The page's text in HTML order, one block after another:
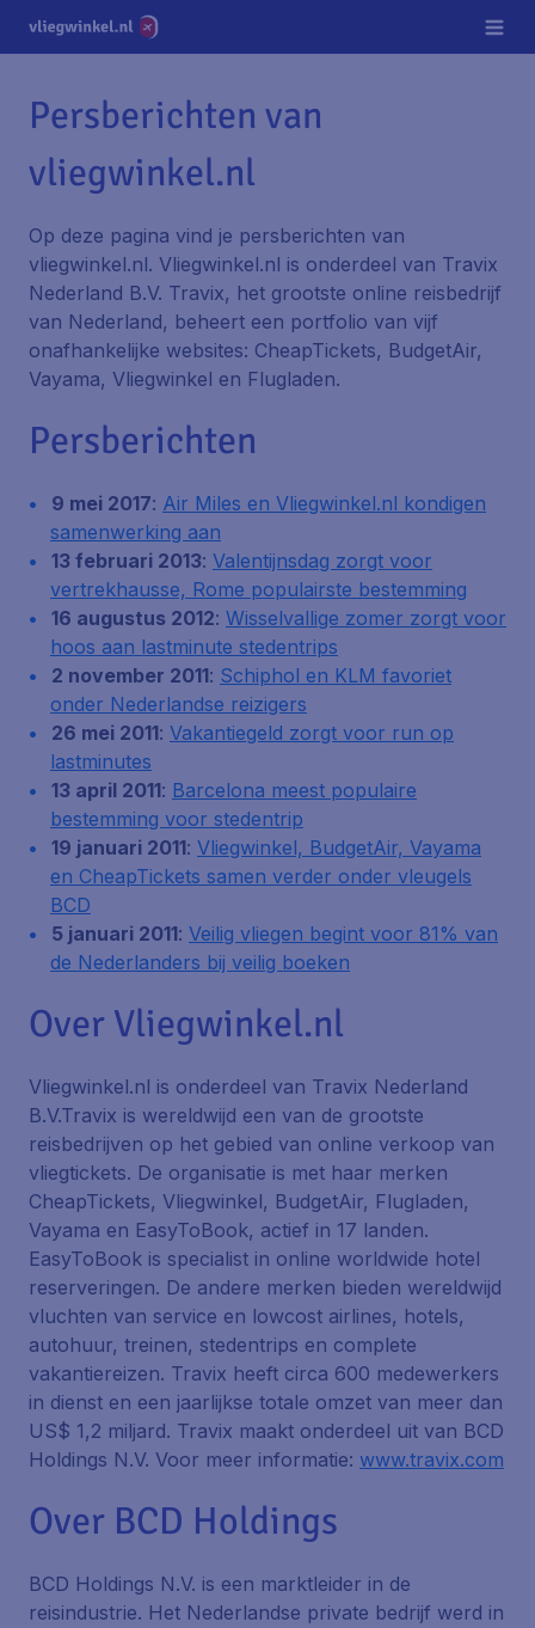
Persberichten van
vliegwinkel.nl
Op deze pagina vind je persberichten van
vliegwinkel.nl. Vliegwinkel.nl is onderdeel van Travix
Nederland B.V. Travix, het grootste online reisbedrijf
van Nederland, beheert een portfolio van vijf
onafhankelijke websites: CheapTickets, BudgetAir,
Vayama, Vliegwinkel en Flugladen.
Persberichten
9 mei 2017: Air Miles en Vliegwinkel.nl kondigen
samenwerking aan
13 februari 2013: Valentijnsdag zorgt voor
vertrekhausse, Rome populairste bestemming
16 augustus 2012: Wisselvallige zomer zorgt voor
hoos aan lastminute stedentrips
2 november 2011: Schiphol en KLM favoriet
onder Nederlandse reizigers
26 mei 2011: Vakantiegeld zorgt voor run op
lastminutes
13 april 2011: Barcelona meest populaire
bestemming voor stedentrip
19 januari 2011: Vliegwinkel, BudgetAir, Vayama
en CheapTickets samen verder onder vleugels
BCD
5 januari 2011: Veilig vliegen begint voor 81% van
de Nederlanders bij veilig boeken
Over Vliegwinkel.nl
Vliegwinkel.nl is onderdeel van Travix Nederland
B.V.Travix is wereldwijd een van de grootste
reisbedrijven op het gebied van online verkoop van
vliegtickets. De organisatie is met haar merken
CheapTickets, Vliegwinkel, BudgetAir, Flugladen,
Vayama en EasyToBook, actief in 17 landen.
EasyToBook is specialist in online worldwide hotel
reserveringen. De andere merken bieden wereldwijd
vluchten van service en lowcost airlines, hotels,
autohuur, treinen, stedentrips en complete
vakantiereizen. Travix heeft circa 600 medewerkers
in dienst en een jaarlijkse totale omzet van meer dan
US$ 1,2 miljard. Travix maakt onderdeel uit van BCD
Holdings N.V. Voor meer informatie: www.travix.com
Over BCD Holdings
BCD Holdings N.V. is een marktleider in de
reisindustrie. Het Nederlandse private bedrijf werd in